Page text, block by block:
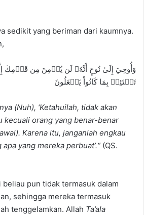
sedikit yang beriman dari kaumnya.
وَأُوحِيَ إِلَىٰ نُوحٍ أَنَّهُۥ لَن يُؤۡمِنَ مِن قَوۡمِكَ
تَبۡتَئِسۡ بِمَا كَانُواْ يَفۡعَلُونَ
(Nuh), ‘Ketahuilah, tidak akan
kecuali orang yang benar-benar
Karena itu, janganlah engkau
yang mereka perbuat’.“(QS.
beliau pun tidak termasuk dalam
sehingga mereka termasuk
tenggelamkan. Allah Ta’ala